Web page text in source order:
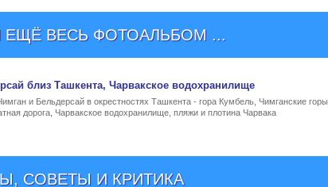
ЕЩЁ ВЕСЬ ФОТОАЛЬБОМ ...
близ Ташкента, Чарвакское водохранилище
и Бельдерсай в окрестностях Ташкента - гора Кумбель, Чимганские горы,
дорога, Чарвакское водохранилище, пляжи и плотина Чарвака
СОВЕТЫ И КРИТИКА